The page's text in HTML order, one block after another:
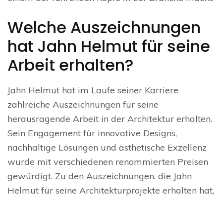
Welche Auszeichnungen
hat Jahn Helmut für seine
Arbeit erhalten?
Jahn Helmut hat im Laufe seiner Karriere
zahlreiche Auszeichnungen für seine
herausragende Arbeit in der Architektur erhalten.
Sein Engagement für innovative Designs,
nachhaltige Lösungen und ästhetische Exzellenz
wurde mit verschiedenen renommierten Preisen
gewürdigt. Zu den Auszeichnungen, die Jahn
Helmut für seine Architekturprojekte erhalten hat,